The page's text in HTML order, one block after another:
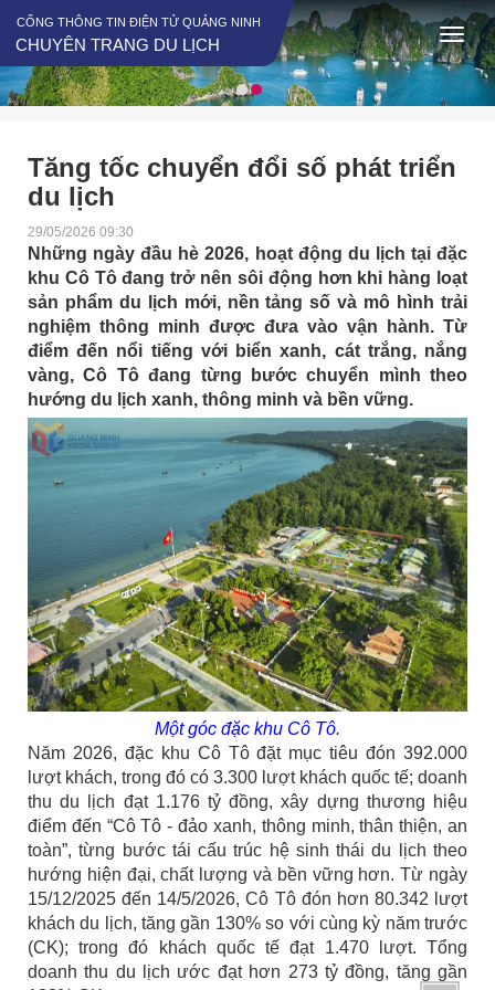
CỔNG THÔNG TIN ĐIỆN TỬ QUẢNG NINH
CHUYÊN TRANG DU LỊCH
Tăng tốc chuyển đổi số phát triển
du lịch
29/05/2026 09:30
Những ngày đầu hè 2026, hoạt động du lịch tại đặc
khu Cô Tô đang trở nên sôi động hơn khi hàng loạt
sản phẩm du lịch mới, nền tảng số và mô hình trải
nghiệm thông minh được đưa vào vận hành. Từ
điểm đến nổi tiếng với biển xanh, cát trắng, nắng
vàng, Cô Tô đang từng bước chuyển mình theo
hướng du lịch xanh, thông minh và bền vững.
Một góc đặc khu Cô Tô.
Năm 2026, đặc khu Cô Tô đặt mục tiêu đón 392.000
lượt khách, trong đó có 3.300 lượt khách quốc tế; doanh
thu du lịch đạt 1.176 tỷ đồng, xây dựng thương hiệu
điểm đến “Cô Tô - đảo xanh, thông minh, thân thiện, an
toàn”, từng bước tái cấu trúc hệ sinh thái du lịch theo
hướng hiện đại, chất lượng và bền vững hơn. Từ ngày
15/12/2025 đến 14/5/2026, Cô Tô đón hơn 80.342 lượt
khách du lịch, tăng gần 130% so với cùng kỳ năm trước
(CK); trong đó khách quốc tế đạt 1.470 lượt. Tổng
doanh thu du lịch ước đạt hơn 273 tỷ đồng, tăng gần